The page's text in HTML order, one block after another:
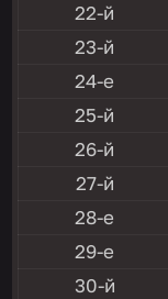
22-й
23-й
24-е
25-й
26-й
27-й
28-е
29-е
30-й